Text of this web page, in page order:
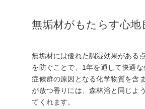
無垢材がもたらす心地
無垢材には優れた調湿効果がある
を防ぐことで、1年を通して快適
症候群の原因となる化学物質を含
が放つ香りには、森林浴と同じよ
てくれます。